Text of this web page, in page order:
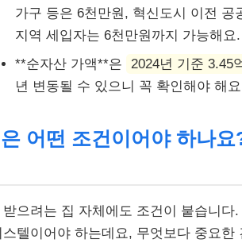
가구 등은 6천만원, 혁신도시 이전
지역 세입자는 6천만원까지 가능해요.
**순자산 가액**은
2024년 기준 3.45
년 변동될 수 있으니 꼭 확인해야 해
어떤 조건이어야 하나
으려는 집 자체에도 조건이 붙습니다
스텔이어야 하는데요, 무엇보다 중요